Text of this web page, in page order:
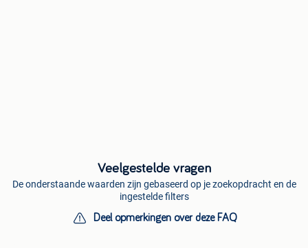
Veelgestelde vragen
De onderstaande waarden zijn gebaseerd op je zoekopdracht en de
ingestelde filters
Deel opmerkingen over deze FAQ